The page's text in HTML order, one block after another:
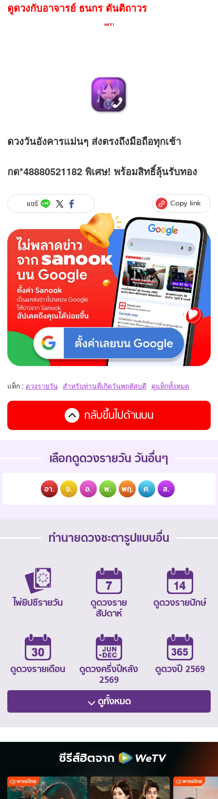
ดูดวงกับอาจารย์ ธนกร ตันติถาวร
ดวงวันอังคารแม่นๆ ส่งตรงถึงมือถือทุกเช้า
กด*48880521182 พิเศษ! พร้อมสิทธิ์ลุ้นรับทอง
แชร์ Copy link
แท็ก : ดวงรายวัน สำหรับท่านที่เกิดวันพฤหัสบดี ดูแท็กทั้งหมด
กลับขึ้นไปด้านบน
เลือกดูดวงรายวัน วันอื่นๆ
อา. จ. อ. พ. พฤ. ศ. ส.
ทำนายดวงชะตารูปแบบอื่น
ไพ่ยิปซีรายวัน
ดูดวงราย
สัปดาห์
ดูดวงรายปักษ์
ดูดวงรายเดือน
ดูดวงครึ่งปีหลัง
2569
ดูดวงปี 2569
ดูทั้งหมด
ซีรีส์ฮิตจาก